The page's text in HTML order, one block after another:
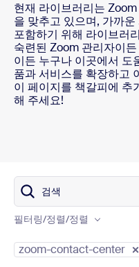
현재 라이브러리는
을 맞추고 있으며, 가까
포함하기 위해 라이브러
숙련된 Zoom 관리자이
이든 누구나 이곳에서 도
품과 서비스를 확장하고
이 페이지를 책갈피에 추
해 주세요!
검색
필터링/정렬/정렬
Product
Content type
zoom-contact-center